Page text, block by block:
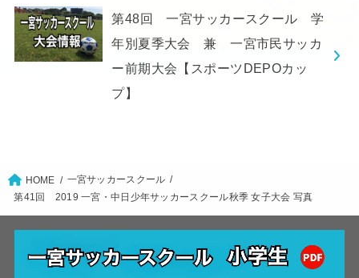
第48回 一宮サッカースクール 学
年別夏季大会 兼 一宮市民サッカ
ー前期大会【スポーツDEPOカッ
プ】
HOME
一宮サッカースクール
第41回 2019 一宮・中日少年サッカースクール秋季 女子大会 写真